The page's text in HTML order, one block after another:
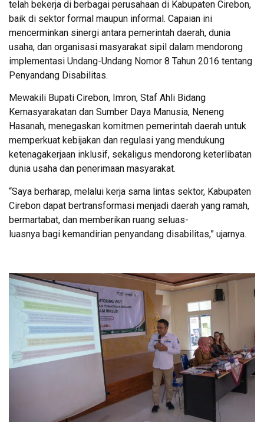
telah bekerja di berbagai perusahaan di Kabupaten Cirebon,
baik di sektor formal maupun informal. Capaian ini
mencerminkan sinergi antara pemerintah daerah, dunia
usaha, dan organisasi masyarakat sipil dalam mendorong
implementasi Undang-Undang Nomor 8 Tahun 2016 tentang
Penyandang Disabilitas.
Mewakili Bupati Cirebon, Imron, Staf Ahli Bidang
Kemasyarakatan dan Sumber Daya Manusia, Neneng
Hasanah, menegaskan komitmen pemerintah daerah untuk
memperkuat kebijakan dan regulasi yang mendukung
ketenagakerjaan inklusif, sekaligus mendorong keterlibatan
dunia usaha dan penerimaan masyarakat.
“Saya berharap, melalui kerja sama lintas sektor, Kabupaten
Cirebon dapat bertransformasi menjadi daerah yang ramah,
bermartabat, dan memberikan ruang seluas-
luasnya bagi kemandirian penyandang disabilitas,” ujarnya.